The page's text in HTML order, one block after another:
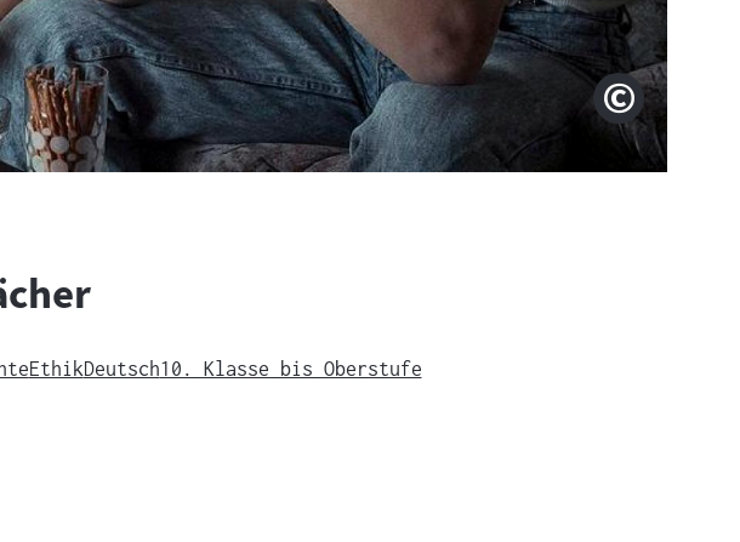
Copyright
ARD
EthikDeutsch10. Klasse bis Oberstufe